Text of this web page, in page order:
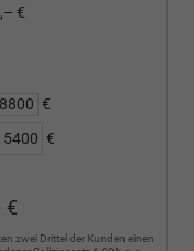
€
€
€
€
zwei Drittel der Kunden einen